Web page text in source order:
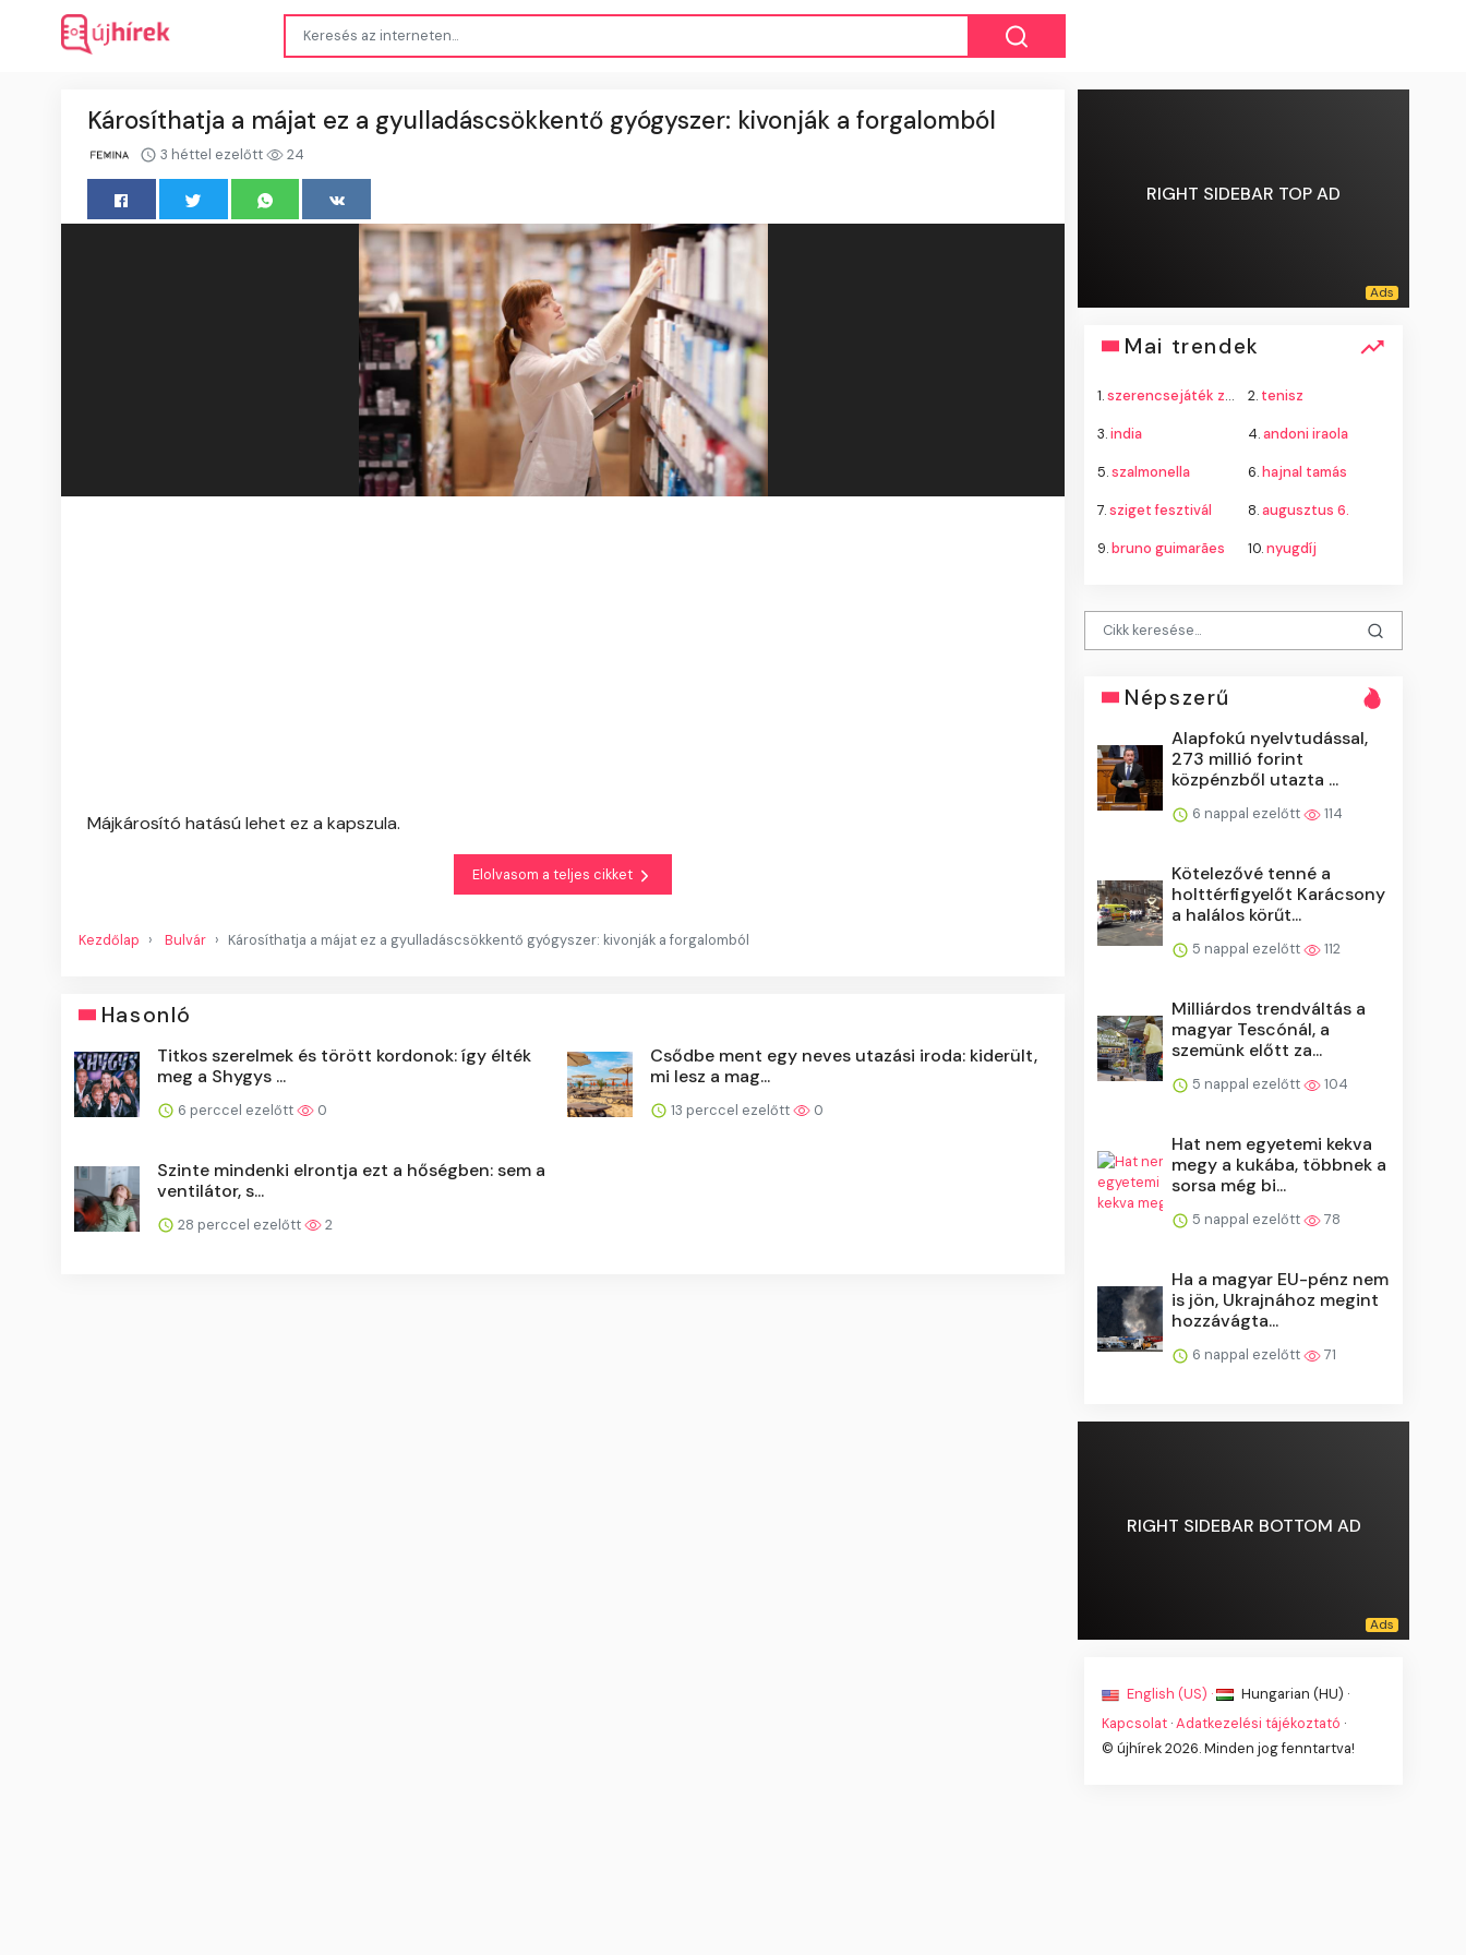
Károsíthatja a májat ez a gyulladáscsökkentő gyógyszer: kivonják a forgalomból
3 héttel ezelőtt 24
Májkárosító hatású lehet ez a kapszula.
Elolvasom a teljes cikket
Kezdőlap Bulvár Károsíthatja a májat ez a gyulladáscsökkentő gyógyszer: kivonják a forgalomból
Hasonló
Titkos szerelmek és törött kordonok: így élték
meg a Shygys ...
6 perccel ezelőtt 0
Csődbe ment egy neves utazási iroda: kiderült,
mi lesz a mag...
13 perccel ezelőtt 0
Szinte mindenki elrontja ezt a hőségben: sem a
ventilátor, s...
28 perccel ezelőtt 2
RIGHT SIDEBAR TOP AD
Mai trendek
1.szerencsejáték zrt. 2. tenisz
3.india 4.andoni iraola
5.szalmonella 6.hajnal tamás
7.sziget fesztivál 8.augusztus 6.
9.bruno guimarães 10.nyugdíj
Népszerű
Alapfokú nyelvtudással,
273 millió forint
közpénzből utazta ...
6 nappal ezelőtt 114
Kötelezővé tenné a
holttérfigyelőt Karácsony
a halálos körűt...
5 nappal ezelőtt 112
Milliárdos trendváltás a
magyar Tescónál, a
szemünk előtt za...
5 nappal ezelőtt 104
Hat nem egyetemi kekva
megy a kukába, többnek a
sorsa még bi...
5 nappal ezelőtt 78
Ha a magyar EU-pénz nem
is jön, Ukrajnához megint
hozzávágta...
6 nappal ezelőtt 71
RIGHT SIDEBAR BOTTOM AD
English (US) ·
Hungarian (HU) ·
Kapcsolat ·Adatkezelési tájékoztató ·
© újhírek 2026. Minden jog fenntartva!